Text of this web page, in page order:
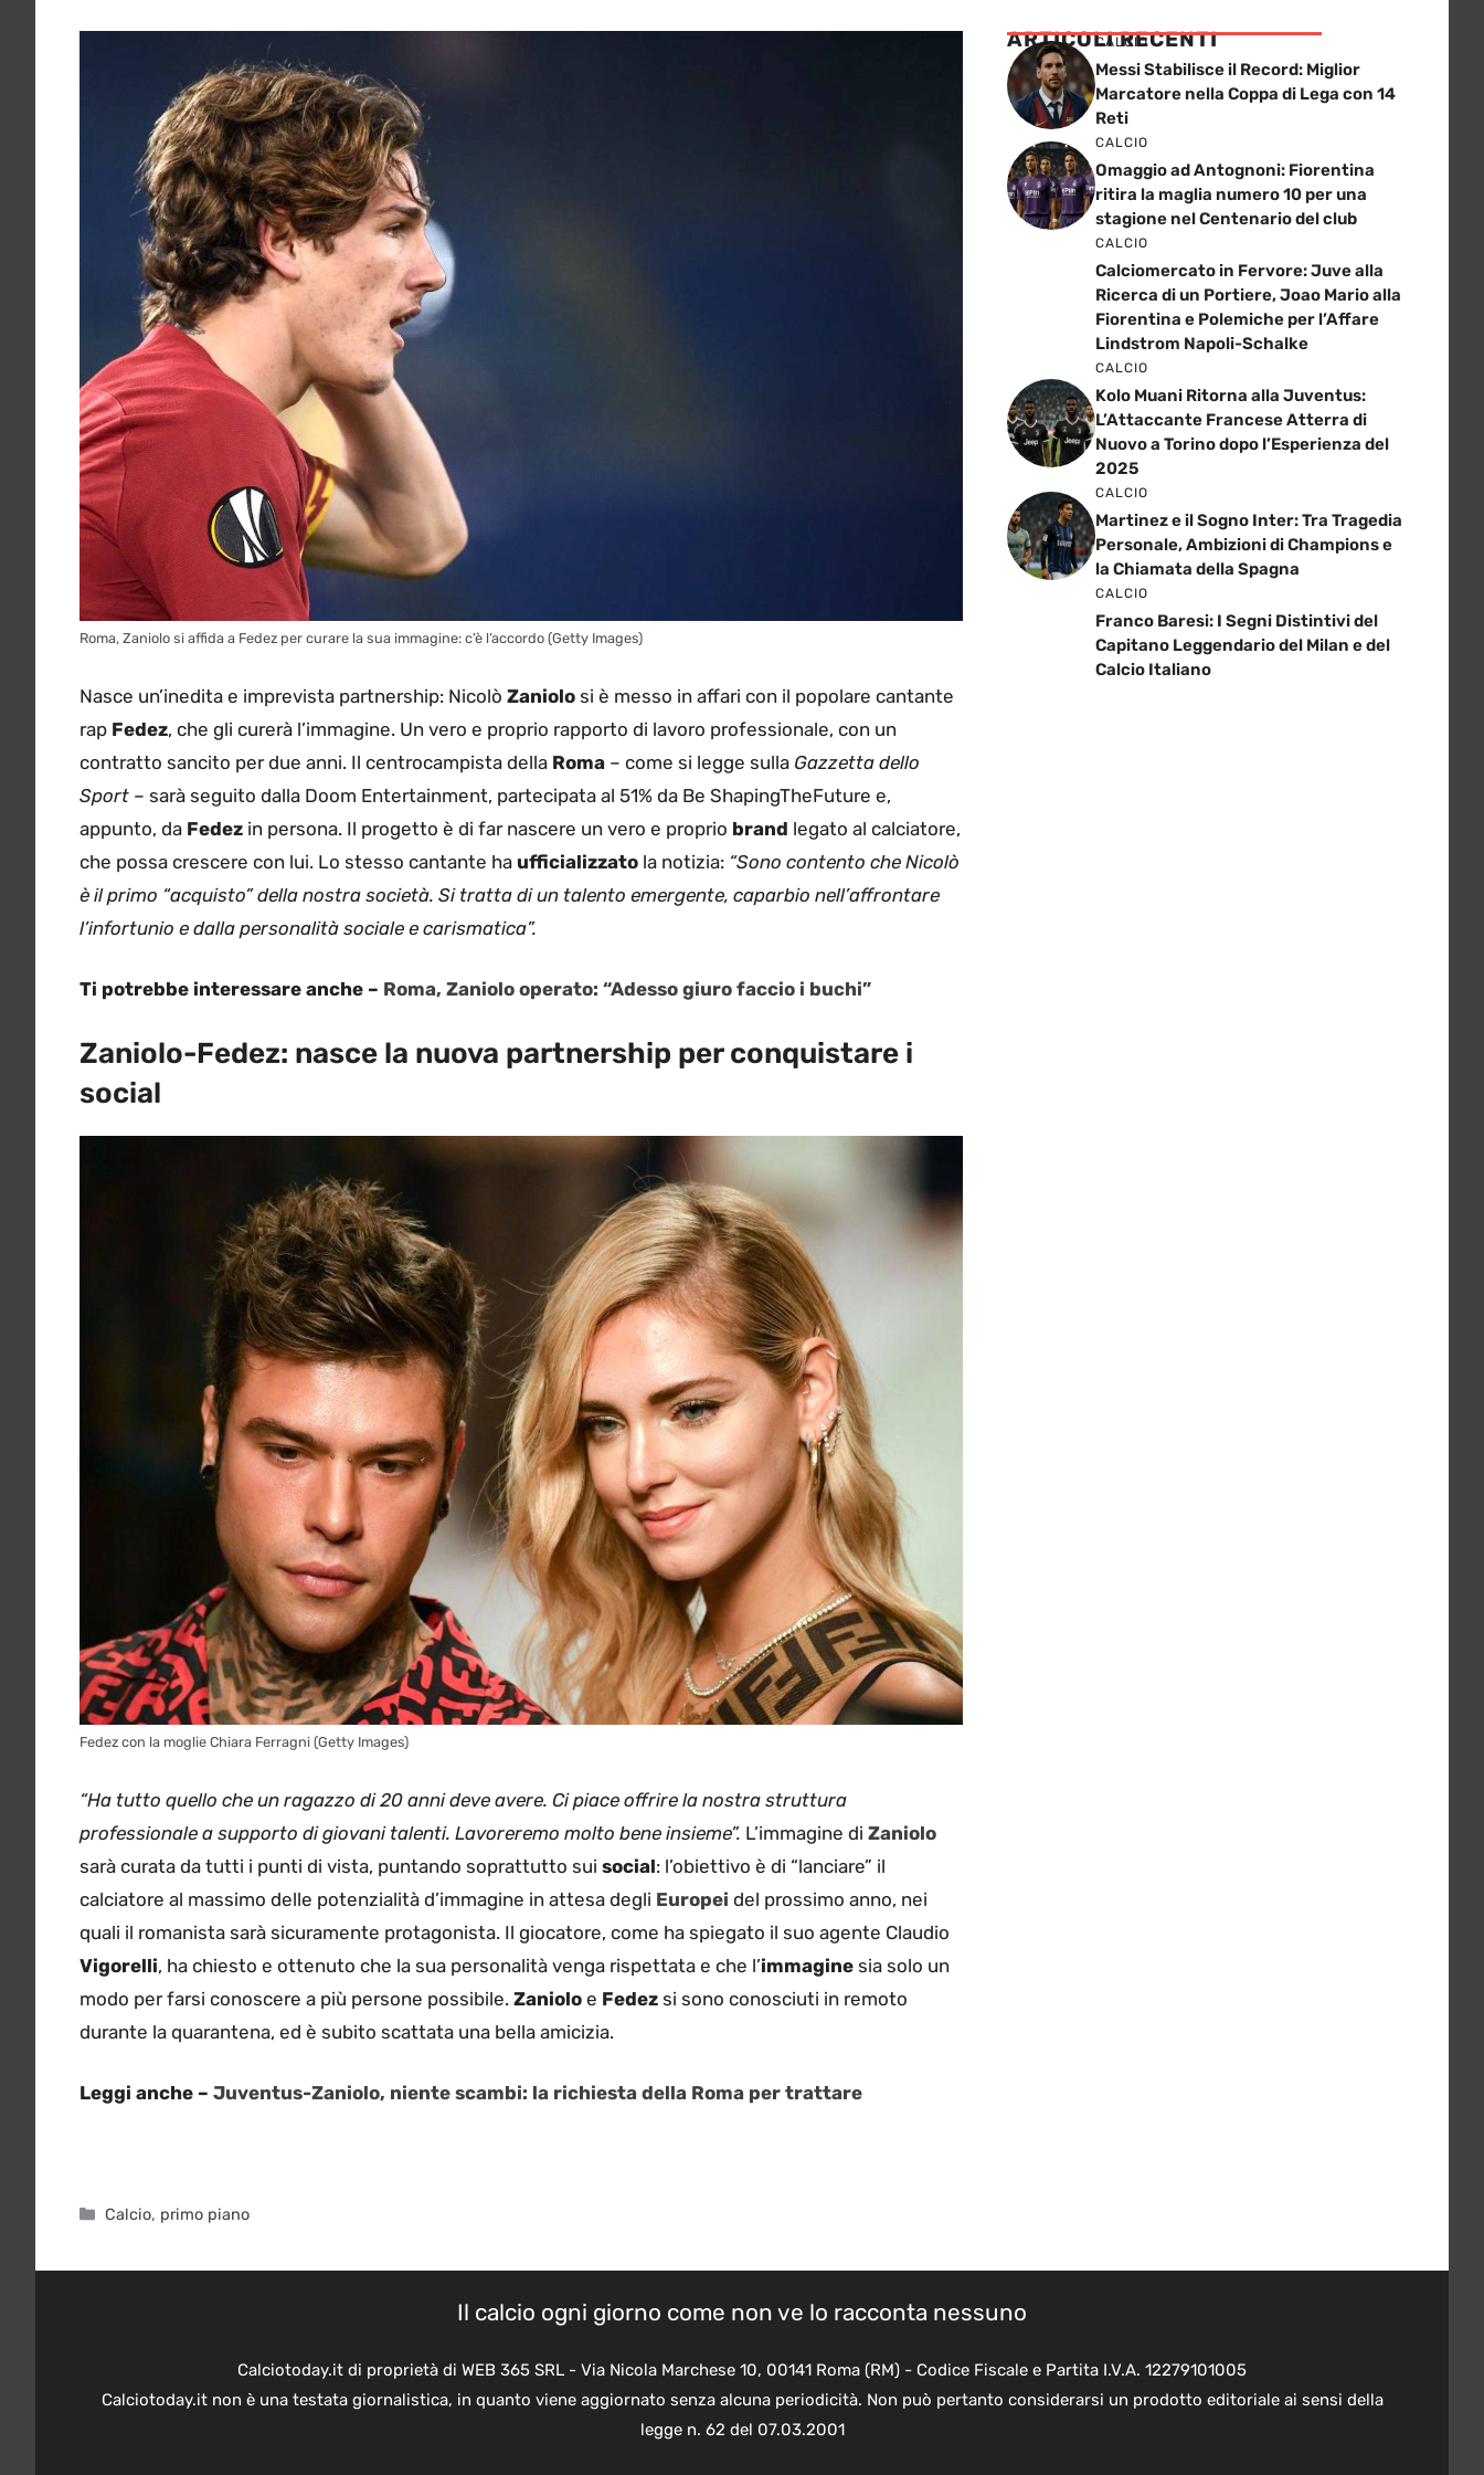
Roma, Zaniolo si affida a Fedez per curare la sua immagine: c’è l’accordo (Getty Images)
Nasce un’inedita e imprevista partnership: Nicolò Zaniolo si è messo in affari con il popolare cantante
rap Fedez, che gli curerà l’immagine. Un vero e proprio rapporto di lavoro professionale, con un
contratto sancito per due anni. Il centrocampista della Roma – come si legge sulla Gazzetta dello
Sport – sarà seguito dalla Doom Entertainment, partecipata al 51% da Be ShapingTheFuture e,
appunto, da Fedez in persona. Il progetto è di far nascere un vero e proprio brand legato al calciatore,
che possa crescere con lui. Lo stesso cantante ha ufficializzato la notizia: “Sono contento che Nicolò
è il primo “acquisto” della nostra società. Si tratta di un talento emergente, caparbio nell’affrontare
l’infortunio e dalla personalità sociale e carismatica”.
Ti potrebbe interessare anche – Roma, Zaniolo operato: “Adesso giuro faccio i buchi”
Zaniolo-Fedez: nasce la nuova partnership per conquistare i
social
Fedez con la moglie Chiara Ferragni (Getty Images)
“Ha tutto quello che un ragazzo di 20 anni deve avere. Ci piace offrire la nostra struttura
professionale a supporto di giovani talenti. Lavoreremo molto bene insieme”. L’immagine di Zaniolo
sarà curata da tutti i punti di vista, puntando soprattutto sui social: l’obiettivo è di “lanciare” il
calciatore al massimo delle potenzialità d’immagine in attesa degli Europei del prossimo anno, nei
quali il romanista sarà sicuramente protagonista. Il giocatore, come ha spiegato il suo agente Claudio
Vigorelli, ha chiesto e ottenuto che la sua personalità venga rispettata e che l’immagine sia solo un
modo per farsi conoscere a più persone possibile. Zaniolo e Fedez si sono conosciuti in remoto
durante la quarantena, ed è subito scattata una bella amicizia.
Leggi anche – Juventus-Zaniolo, niente scambi: la richiesta della Roma per trattare
Categorie
Calcio, primo piano
ARTICOLI RECENTI
CALCIO
Messi Stabilisce il Record: Miglior
Marcatore nella Coppa di Lega con 14
Reti
CALCIO
Omaggio ad Antognoni: Fiorentina
ritira la maglia numero 10 per una
stagione nel Centenario del club
CALCIO
Calciomercato in Fervore: Juve alla
Ricerca di un Portiere, Joao Mario alla
Fiorentina e Polemiche per l’Affare
Lindstrom Napoli-Schalke
CALCIO
Kolo Muani Ritorna alla Juventus:
L’Attaccante Francese Atterra di
Nuovo a Torino dopo l’Esperienza del
2025
CALCIO
Martinez e il Sogno Inter: Tra Tragedia
Personale, Ambizioni di Champions e
la Chiamata della Spagna
CALCIO
Franco Baresi: I Segni Distintivi del
Capitano Leggendario del Milan e del
Calcio Italiano
Il calcio ogni giorno come non ve lo racconta nessuno
Calciotoday.it di proprietà di WEB 365 SRL - Via Nicola Marchese 10, 00141 Roma (RM) - Codice Fiscale e Partita I.V.A. 12279101005
Calciotoday.it non è una testata giornalistica, in quanto viene aggiornato senza alcuna periodicità. Non può pertanto considerarsi un prodotto editoriale ai sensi della
legge n. 62 del 07.03.2001